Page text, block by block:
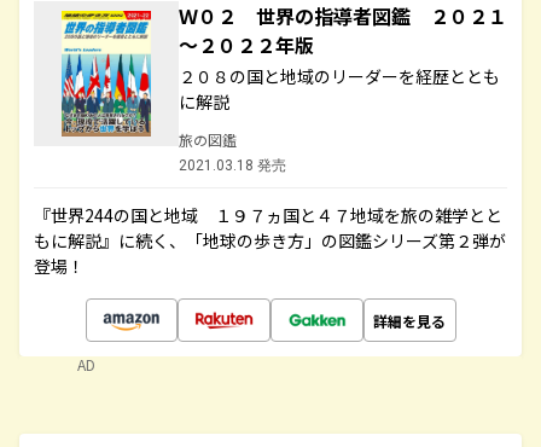
Ｗ０２ 世界の指導者図鑑 ２０２１
～２０２２年版
２０８の国と地域のリーダーを経歴ととも
に解説
旅の図鑑
2021.03.18 発売
『世界244の国と地域 １９７ヵ国と４７地域を旅の雑学とと
もに解説』に続く、「地球の歩き方」の図鑑シリーズ第２弾が
登場！
詳細を見る
AD